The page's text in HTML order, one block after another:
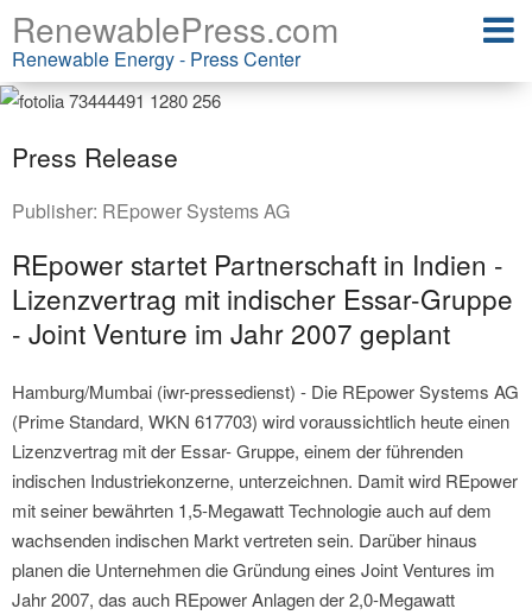
RenewablePress.com
Renewable Energy - Press Center
Press Release
Publisher: REpower Systems AG
REpower startet Partnerschaft in Indien -
Lizenzvertrag mit indischer Essar-Gruppe
- Joint Venture im Jahr 2007 geplant
Hamburg/Mumbai (iwr-pressedienst) - Die REpower Systems AG
(Prime Standard, WKN 617703) wird voraussichtlich heute einen
Lizenzvertrag mit der Essar- Gruppe, einem der führenden
indischen Industriekonzerne, unterzeichnen. Damit wird REpower
mit seiner bewährten 1,5-Megawatt Technologie auch auf dem
wachsenden indischen Markt vertreten sein. Darüber hinaus
planen die Unternehmen die Gründung eines Joint Ventures im
Jahr 2007, das auch REpower Anlagen der 2,0-Megawatt